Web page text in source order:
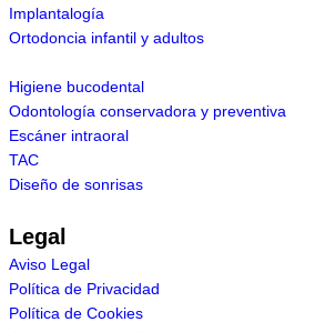
Implantalogía
Ortodoncia infantil y adultos
Higiene bucodental
Odontología conservadora y preventiva
Escáner intraoral
TAC
Diseño de sonrisas
Legal
Aviso Legal
Política de Privacidad
Política de Cookies